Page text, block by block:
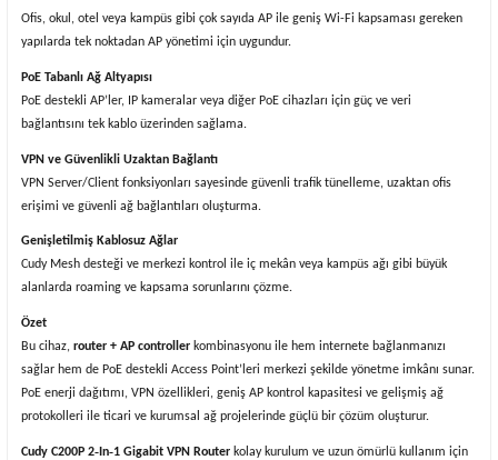
Ofis, okul, otel veya kampüs gibi çok sayıda AP ile geniş Wi-Fi kapsaması gereken
yapılarda tek noktadan AP yönetimi için uygundur.
PoE Tabanlı Ağ Altyapısı
PoE destekli AP’ler, IP kameralar veya diğer PoE cihazları için güç ve veri
bağlantısını tek kablo üzerinden sağlama.
VPN ve Güvenlikli Uzaktan Bağlantı
VPN Server/Client fonksiyonları sayesinde güvenli trafik tünelleme, uzaktan ofis
erişimi ve güvenli ağ bağlantıları oluşturma.
Genişletilmiş Kablosuz Ağlar
Cudy Mesh desteği ve merkezi kontrol ile iç mekân veya kampüs ağı gibi büyük
alanlarda roaming ve kapsama sorunlarını çözme.
Özet
Bu cihaz, router + AP controller kombinasyonu ile hem internete bağlanmanızı
sağlar hem de PoE destekli Access Point’leri merkezi şekilde yönetme imkânı sunar.
PoE enerji dağıtımı, VPN özellikleri, geniş AP kontrol kapasitesi ve gelişmiş ağ
protokolleri ile ticari ve kurumsal ağ projelerinde güçlü bir çözüm oluşturur.
Cudy C200P 2‑In‑1 Gigabit VPN Router kolay kurulum ve uzun ömürlü kullanım için